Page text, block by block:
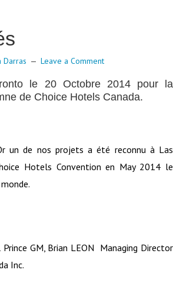
Darras Leave a Comment
le 20 Octobre 2014 pour la
de Choice Hotels Canada.
un de nos projets a été reconnu à Las
Hotels Convention en May 2014 le
Prince GM, Brian LEON Managing Director
Inc.